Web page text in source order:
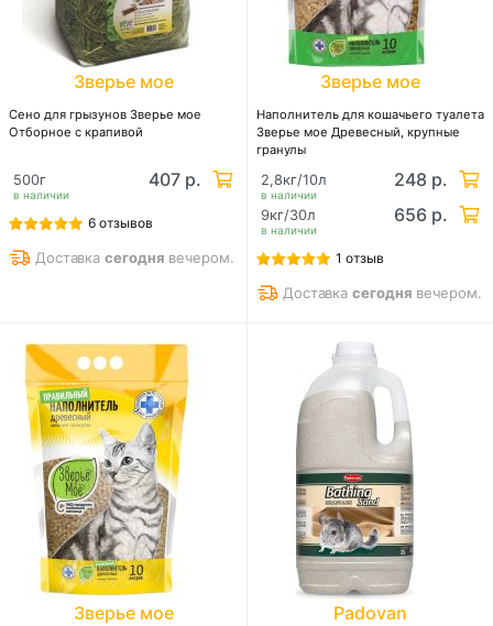
Зверье мое
Сено для грызунов Зверье мое
Отборное с крапивой
в наличии
500г 407 р.
6 отзывов
Доставкасегодня вечером.
Зверье мое
Наполнитель для кошачьего туалета
Зверье мое Древесный, крупные
гранулы
в наличии
2,8кг/10л 248 р.
в наличии
9кг/30л 656 р.
1 отзыв
Доставкасегодня вечером.
Зверье мое Padovan